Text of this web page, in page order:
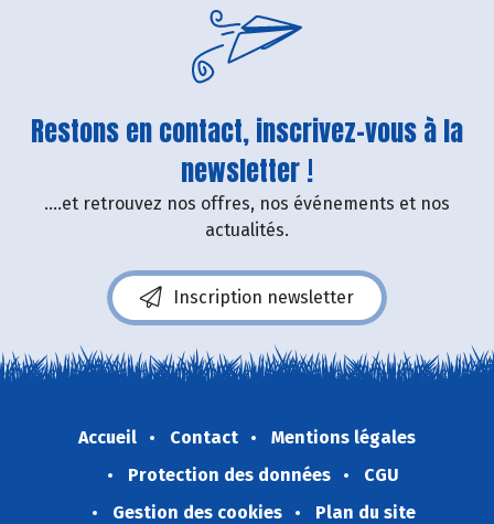
Restons en contact, inscrivez-vous à la
newsletter !
....et retrouvez nos offres, nos événements et nos
actualités.
Inscription newsletter
Accueil Contact
Mentions légales
Protection des données
CGU
Gestion des cookies
Plan du site